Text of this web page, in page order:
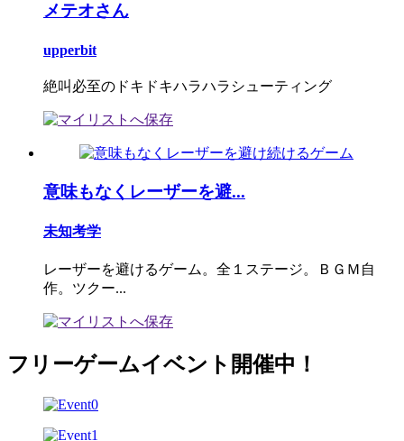
メテオさん
upperbit
絶叫必至のドキドキハラハラシューティング
意味もなくレーザーを避...
未知考学
レーザーを避けるゲーム。全１ステージ。ＢＧＭ自
作。ツクー...
フリーゲームイベント開催中！